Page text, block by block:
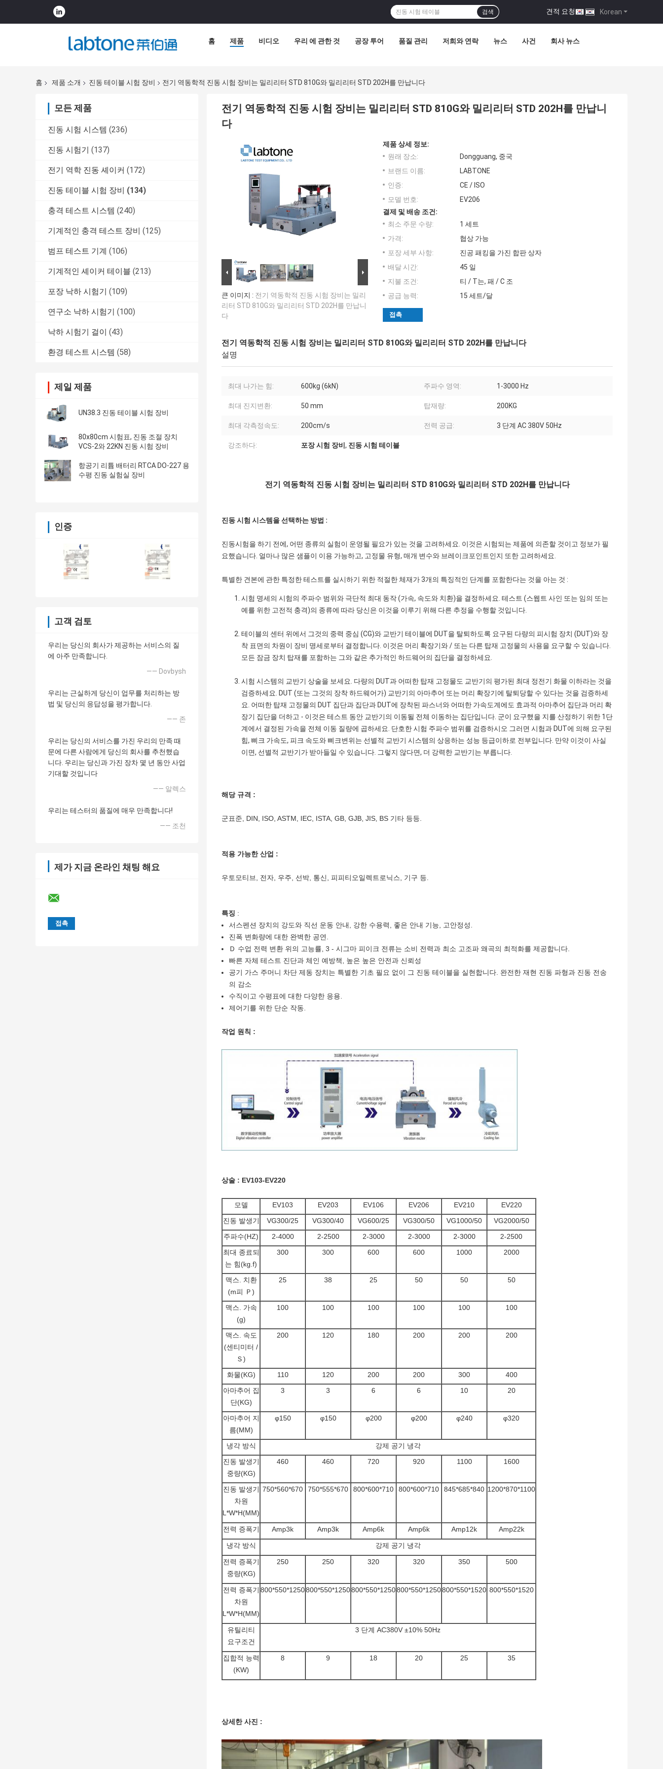
Korean
견적 요청 |
검색
홈 제품 비디오 우리 에 관한 것 공장 투어 품질 관리 저희와 연락 뉴스 사건 회사 뉴스
홈 제품 소개 진동 테이블 시험 장비 전기 역동학적 진동 시험 장비는 밀리리터 STD 810G와 밀리리터 STD 202H를 만납니다
모든 제품
진동 시험 시스템 (236)
진동 시험기 (137)
전기 역학 진동 셰이커 (172)
진동 테이블 시험 장비 (134)
충격 테스트 시스템 (240)
기계적인 충격 테스트 장비 (125)
범프 테스트 기계 (106)
기계적인 셰이커 테이블 (213)
포장 낙하 시험기 (109)
연구소 낙하 시험기 (100)
낙하 시험기 걸이 (43)
환경 테스트 시스템 (58)
제일 제품
UN38.3 진동 테이블 시험 장비
80x80cm 시험표, 진동 조절 장치
VCS-2와 22KN 진동 시험 장비
항공기 리튬 배터리 RTCA DO-227 용
수평 진동 실험실 장비
인증
고객 검토
우리는 당신의 회사가 제공하는 서비스의 질
에 아주 만족합니다.
—— Dovbysh
우리는 근실하게 당신이 업무를 처리하는 방
법 및 당신의 응답성을 평가합니다.
—— 존
우리는 당신의 서비스를 가진 우리의 만족 때
문에 다른 사람에게 당신의 회사를 추천했습
니다. 우리는 당신과 가진 장차 몇 년 동안 사업
기대할 것입니다
—— 알렉스
우리는 테스터의 품질에 매우 만족합니다!
—— 조천
제가 지금 온라인 채팅 해요
전기 역동학적 진동 시험 장비는 밀리리터 STD 810G와 밀리리터 STD 202H를 만납니
다
큰 이미지 : 전기 역동학적 진동 시험 장비는 밀리
리터 STD 810G와 밀리리터 STD 202H를 만납니
다
제품 상세 정보:
원래 장소:
Dongguang, 중국
브랜드 이름:
LABTONE
인증:
CE / ISO
모델 번호:
EV206
결제 및 배송 조건:
최소 주문 수량:
1 세트
가격:
협상 가능
포장 세부 사항:
진공 패킹을 가진 합판 상자
배달 시간:
45 일
지불 조건:
티 / T는, 패 / C 조
공급 능력:
15 세트/달
접촉
전기 역동학적 진동 시험 장비는 밀리리터 STD 810G와 밀리리터 STD 202H를 만납니다
설명
최대 나가는 힘: 600kg (6kN) 주파수 영역: 1-3000 Hz
최대 진지변환: 50 mm 탑재량: 200KG
최대 각측정속도: 200cm/s 전력 공급: 3 단계 AC 380V 50Hz
강조하다: 포장 시험 장비 , 진동 시험 테이블
전기 역동학적 진동 시험 장비는 밀리리터 STD 810G와 밀리리터 STD 202H를 만납니다
진동 시험 시스템을 선택하는 방법 :
진동시험을 하기 전에, 어떤 종류의 실험이 운영될 필요가 있는 것을 고려하세요. 이것은 시험되는 제품에 의존할 것이고 정보가 필
요했습니다. 얼마나 많은 샘플이 이용 가능하고, 고정물 유형, 매개 변수와 브레이크포인트인지 또한 고려하세요.
특별한 견본에 관한 특정한 테스트를 실시하기 위한 적절한 체재가 3개의 특징적인 단계를 포함한다는 것을 아는 것 :
시험 명세의 시험의 주파수 범위와 극단적 최대 동작 (가속, 속도와 치환)을 결정하세요. 테스트 (스웹트 사인 또는 임의 또는
예를 위한 고전적 충격)의 종류에 따라 당신은 이것을 이루기 위해 다른 추정을 수행할 것입니다.
테이블의 센터 위에서 그것의 중력 중심 (CG)와 교반기 테이블에 DUT을 탈퇴하도록 요구된 다량의 피시험 장치 (DUT)와 장
착 표면의 차원이 장비 명세로부터 결정합니다. 이것은 머리 확장기와 / 또는 다른 탑재 고정물의 사용을 요구할 수 있습니다.
모든 잠금 장치 탑재를 포함하는 그와 같은 추가적인 하드웨어의 집단을 결정하세요.
시험 시스템의 교반기 상술을 보세요. 다량의 DUT과 어떠한 탑재 고정물도 교반기의 평가된 최대 정전기 화물 이하라는 것을
검증하세요. DUT (또는 그것의 장착 하드웨어가) 교반기의 아마추어 또는 머리 확장기에 탈퇴당할 수 있다는 것을 검증하세
요. 어떠한 탑재 고정물의 DUT 집단과 집단과 DUT에 장착된 파스너와 어떠한 가속도계에도 효과적 아마추어 집단과 머리 확
장기 집단을 더하고 - 이것은 테스트 동안 교반기의 이동될 전체 이동하는 집단입니다. 군이 요구했을 지를 산정하기 위한 1단
계에서 결정된 가속을 전체 이동 질량에 곱하세요. 단호한 시험 주파수 범위를 검증하시오 그러면 시험과 DUT에 의해 요구된
힘, 삐크 가속도, 피크 속도와 삐크변위는 선별적 교반기 시스템의 상응하는 성능 등급이하로 전부입니다. 만약 이것이 사실
이면, 선별적 교반기가 받아들일 수 있습니다. 그렇지 않다면, 더 강력한 교반기는 부릅니다.
해당 규격 :
군표준, DIN, ISO, ASTM, IEC, ISTA, GB, GJB, JIS, BS 기타 등등.
적용 가능한 산업 :
우토모티브, 전자, 우주, 선박, 통신, 피피티오일렉트로닉스, 기구 등.
특징 :
서스펜션 장치의 강도와 직선 운동 안내, 강한 수용력, 좋은 안내 기능, 고안정성.
진폭 변화량에 대한 완벽한 공연.
Ｄ 수업 전력 변환 위의 고능률, 3 - 시그마 피이크 전류는 소비 전력과 최소 고조파 왜곡의 최적화를 제공합니다.
빠른 자체 테스트 진단과 체인 예방책, 높은 높은 안전과 신뢰성
공기 가스 주머니 차단 제동 장치는 특별한 기초 필요 없이 그 진동 테이블을 실현합니다. 완전한 재현 진동 파형과 진동 전송
의 감소
수직이고 수평표에 대한 다양한 응용.
제어기를 위한 단순 작동.
작업 원칙 :
상술 : EV103-EV220
모델 EV103 EV203 EV106 EV206 EV210
EV220
진동 발생기
VG300/25 VG300/40 VG600/25 VG300/50 VG1000/50
VG2000/50
주파수(HZ)
2-4000 2-2500 2-3000 2-3000 2-3000
2-2500
최대 종료되
는 힘(kg.f)
300 300 600 600 1000 2000
맥스. 치환
(m피 Ｐ)
25 38 25 50 50 50
맥스. 가속
(g)
100 100 100 100 100 100
맥스. 속도
(센티미터 /
Ｓ)
200 120 180 200 200 200
화물(KG) 110 120 200 200 300
400
아마추어 집
단(KG)
3 3 6 6 10 20
아마추어 지
름(MM)
φ150 φ150 φ200 φ200 φ240 φ320
냉각 방식
강제 공기 냉각
진동 발생기
중량(KG)
460 460 720 920 1100 1600
진동 발생기
차원
L*W*H(MM)
750*560*670 750*555*670 800*600*710 800*600*710 845*685*840 1200*870*1100
전력 증폭기 Amp3k Amp3k Amp6k Amp6k Amp12k Amp22k
냉각 방식 강제 공기 냉각
전력 증폭기
중량(KG)
250 250 320 320 350 500
전력 증폭기
차원
L*W*H(MM)
800*550*1250800*550*1250800*550*1250800*550*1250800*550*1520 800*550*1520
유틸리티
요구조건
3 단계 AC380V ±10% 50Hz
집합적 능력
(KW)
8 9 18 20 25 35
상세한 사진 :